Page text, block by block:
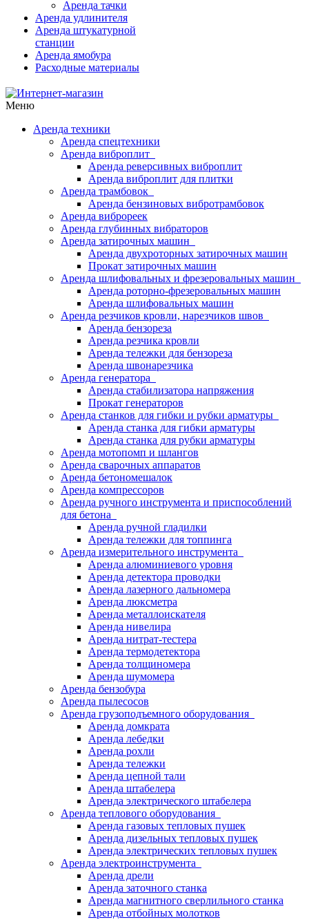
Аренда тачки
Аренда удлинителя
Аренда штукатурной
станции
Аренда ямобура
Расходные материалы
Меню
Аренда техники
Аренда спецтехники
Аренда виброплит
Аренда реверсивных виброплит
Аренда виброплит для плитки
Аренда трамбовок
Аренда бензиновых вибротрамбовок
Аренда виброреек
Аренда глубинных вибраторов
Аренда затирочных машин
Аренда двухроторных затирочных машин
Прокат затирочных машин
Аренда шлифовальных и фрезеровальных машин
Аренда роторно-фрезеровальных машин
Аренда шлифовальных машин
Аренда резчиков кровли, нарезчиков швов
Аренда бензореза
Аренда резчика кровли
Аренда тележки для бензореза
Аренда швонарезчика
Аренда генератора
Аренда стабилизатора напряжения
Прокат генераторов
Аренда станков для гибки и рубки арматуры
Аренда станка для гибки арматуры
Аренда станка для рубки арматуры
Аренда мотопомп и шлангов
Аренда сварочных аппаратов
Аренда бетономешалок
Аренда компрессоров
Аренда ручного инструмента и приспособлений
для бетона
Аренда ручной гладилки
Аренда тележки для топпинга
Аренда измерительного инструмента
Аренда алюминиевого уровня
Аренда детектора проводки
Аренда лазерного дальномера
Аренда люксметра
Аренда металлоискателя
Аренда нивелира
Аренда нитрат-тестера
Аренда термодетектора
Аренда толщиномера
Аренда шумомера
Аренда бензобура
Аренда пылесосов
Аренда грузоподъемного оборудования
Аренда домкрата
Аренда лебедки
Аренда рохли
Аренда тележки
Аренда цепной тали
Аренда штабелера
Аренда электрического штабелера
Аренда теплового оборудования
Аренда газовых тепловых пушек
Аренда дизельных тепловых пушек
Аренда электрических тепловых пушек
Аренда электроинструмента
Аренда дрели
Аренда заточного станка
Аренда магнитного сверлильного станка
Аренда отбойных молотков